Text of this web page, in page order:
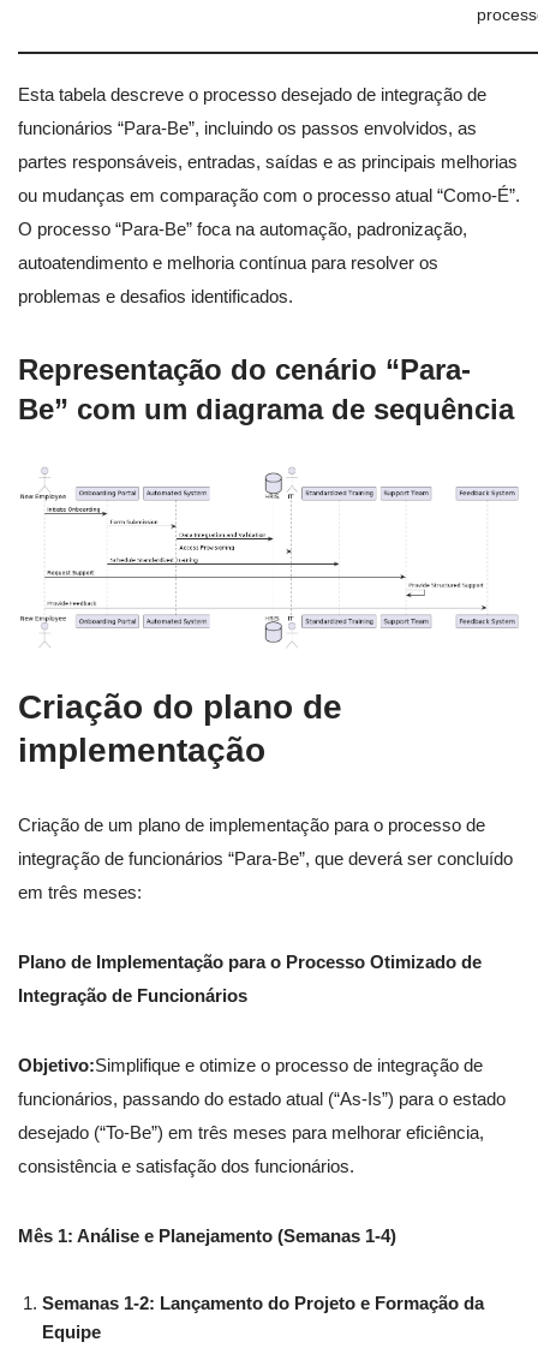
Esta tabela descreve o processo desejado de integração de
funcionários “Para-Be”, incluindo os passos envolvidos, as
partes responsáveis, entradas, saídas e as principais melhorias
ou mudanças em comparação com o processo atual “Como-É”.
O processo “Para-Be” foca na automação, padronização,
autoatendimento e melhoria contínua para resolver os
problemas e desafios identificados.
Representação do cenário “Para-
Be” com um diagrama de sequência
Criação do plano de
implementação
Criação de um plano de implementação para o processo de
integração de funcionários “Para-Be”, que deverá ser concluído
em três meses:
Plano de Implementação para o Processo Otimizado de
Integração de Funcionários
Objetivo:Simplifique e otimize o processo de integração de
funcionários, passando do estado atual (“As-Is”) para o estado
desejado (“To-Be”) em três meses para melhorar eficiência,
consistência e satisfação dos funcionários.
Mês 1: Análise e Planejamento (Semanas 1-4)
Semanas 1-2: Lançamento do Projeto e Formação da
Equipe